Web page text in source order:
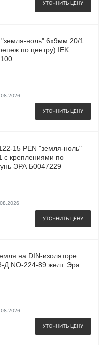
УТОЧНИТЬ ЦЕНУ
ноль" 6х9мм 20/1
по центру) IEK
УТОЧНИТЬ ЦЕНУ
15 PEN "земля-ноль"
с креплениями по
ЭРА Б0047229
УТОЧНИТЬ ЦЕНУ
на DIN-изоляторе
NO-224-89 желт. Эра
УТОЧНИТЬ ЦЕНУ